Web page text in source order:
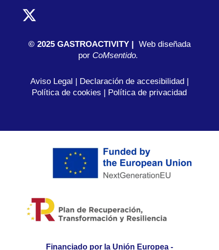
© 2025 GASTROACTIVITY |
Web diseñada
porCoMsentido.
Aviso Legal Declaración de accesibilidad
Política de cookies
Política de privacidad
Financiado por la Unión Europea -